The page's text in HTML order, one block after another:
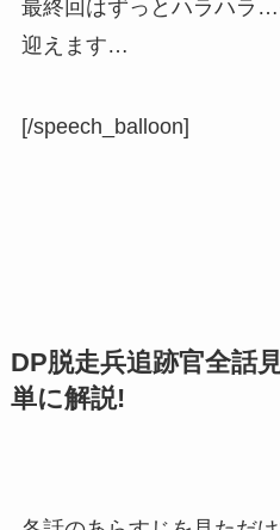
最終回はずっとハラハラ
迎えます…
[/speech_balloon]
DP脱走兵追跡官全話
単に解説!